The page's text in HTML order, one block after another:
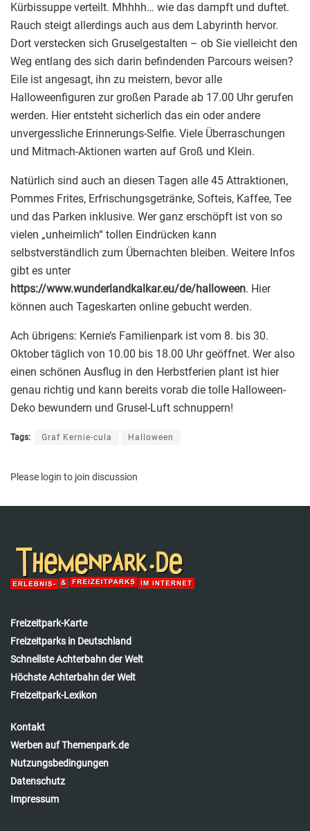
Kürbissuppe verteilt. Mhhhh… wie das dampft und duftet.
Rauch steigt allerdings auch aus dem Labyrinth hervor.
Dort verstecken sich Gruselgestalten – ob Sie vielleicht den
Weg entlang des sich darin befindenden Parcours weisen?
Eile ist angesagt, ihn zu meistern, bevor alle
Halloweenfiguren zur großen Parade ab 17.00 Uhr gerufen
werden. Hier entsteht sicherlich das ein oder andere
unvergessliche Erinnerungs-Selfie. Viele Überraschungen
und Mitmach-Aktionen warten auf Groß und Klein.
Natürlich sind auch an diesen Tagen alle 45 Attraktionen,
Pommes Frites, Erfrischungsgetränke, Softeis, Kaffee, Tee
und das Parken inklusive. Wer ganz erschöpft ist von so
vielen „unheimlich“ tollen Eindrücken kann
selbstverständlich zum Übernachten bleiben. Weitere Infos
gibt es unter
https://www.wunderlandkalkar.eu/de/halloween. Hier
können auch Tageskarten online gebucht werden.
Ach übrigens: Kernie’s Familienpark ist vom 8. bis 30.
Oktober täglich von 10.00 bis 18.00 Uhr geöffnet. Wer also
einen schönen Ausflug in den Herbstferien plant ist hier
genau richtig und kann bereits vorab die tolle Halloween-
Deko bewundern und Grusel-Luft schnuppern!
Tags: Graf Kernie-cula Halloween
Please login to join discussion
Freizeitpark-Karte
Freizeitparks in Deutschland
Schnellste Achterbahn der Welt
Höchste Achterbahn der Welt
Freizeitpark-Lexikon
Kontakt
Werben auf Themenpark.de
Nutzungsbedingungen
Datenschutz
Impressum